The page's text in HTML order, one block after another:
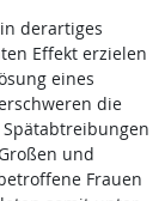
derartiges
Effekt erzielen
eines
die
und
Frauen